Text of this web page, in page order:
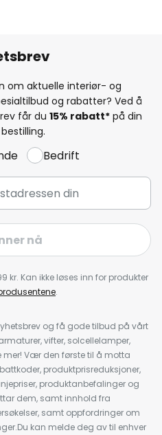
om aktuelle interiør- og
og rabatter? Ved å
får du 15% rabatt* på din
Bedrift
nå
kr. Kan ikke løses inn for produkter
.
og få gode tilbud på vårt
vifter, solcellelamper,
Vær den første til å motta
produktprisreduksjoner,
produktanbefalinger og
dem, samt innhold fra
samt oppfordringer om
kan melde deg av til enhver